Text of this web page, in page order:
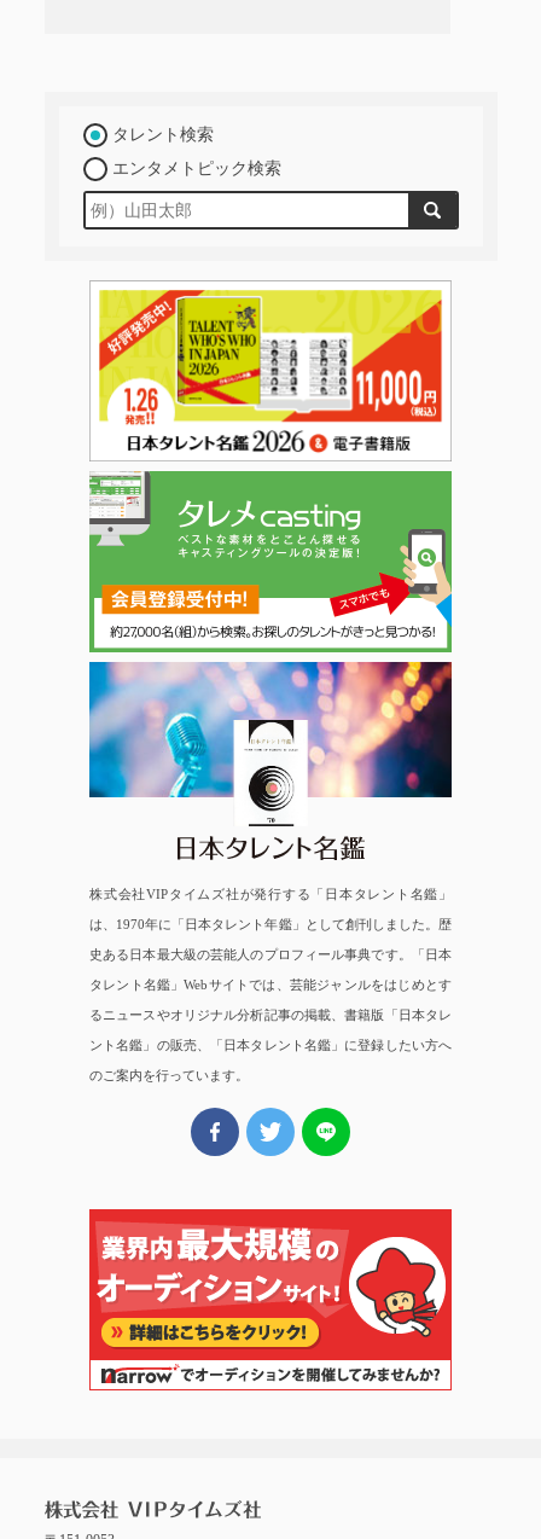
タレント検索
エンタメトピック検索
日本タレント名鑑
株式会社VIPタイムズ社が発行する「日本タレント名鑑」
は、1970年に「日本タレント年鑑」として創刊しました。歴
史ある日本最大級の芸能人のプロフィール事典です。「日本
タレント名鑑」Webサイトでは、芸能ジャンルをはじめとす
るニュースやオリジナル分析記事の掲載、書籍版「日本タレ
ント名鑑」の販売、「日本タレント名鑑」に登録したい方へ
のご案内を行っています。